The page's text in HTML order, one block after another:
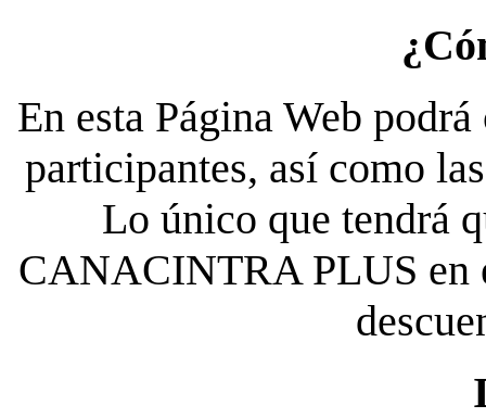
En esta Página Web
participantes, así como
Lo único que tendrá
CANACINTRA PLUS en